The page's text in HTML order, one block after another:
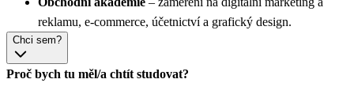
reklamu, e-commerce, účetnictví a grafický design.
Chci sem?
Proč bych tu měl/a chtít studovat?